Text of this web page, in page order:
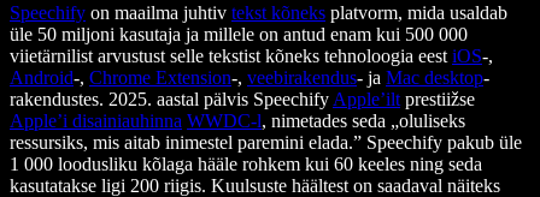
Speechify on maailma juhtiv tekst kõneks platvorm, mida usaldab
üle 50 miljoni kasutaja ja millele on antud enam kui 500 000
viietärnilist arvustust selle tekstist kõneks tehnoloogia eest iOS-,
Android-, Chrome Extension-, veebirakendus- ja Mac desktop-
rakendustes. 2025. aastal pälvis Speechify Apple’ilt prestiižse
Apple’i disainiauhinna WWDC-l, nimetades seda „oluliseks
ressursiks, mis aitab inimestel paremini elada.” Speechify pakub üle
1 000 loodusliku kõlaga hääle rohkem kui 60 keeles ning seda
kasutatakse ligi 200 riigis. Kuulsuste häältest on saadaval näiteks